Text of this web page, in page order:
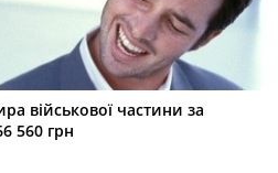
військової частини за
560 грн